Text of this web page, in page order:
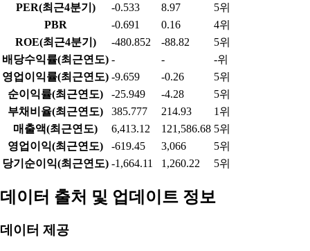
PER(최근4분기)
-0.533 8.97
5위
PBR
-0.691 0.16
4위
ROE(최근4분기)
-480.852 -88.82
5위
배당수익률(최근연도) - -
-위
영업이익률(최근연도) -9.659 -0.26
5위
순이익률(최근연도)
-25.949 -4.28
5위
부채비율(최근연도)
385.777 214.93
1위
매출액(최근연도)
6,413.12 121,586.68 5위
영업이익(최근연도)
-619.45 3,066
5위
당기순이익(최근연도) -1,664.11 1,260.22 5위
데이터 출처 및 업데이트 정보
데이터 제공